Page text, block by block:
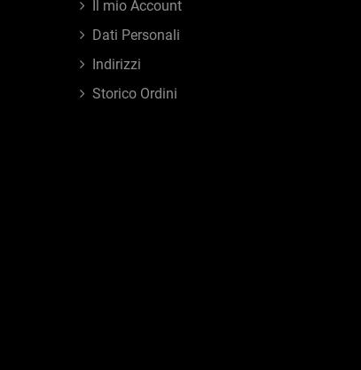
Il mio Account
Dati Personali
Indirizzi
Storico Ordini